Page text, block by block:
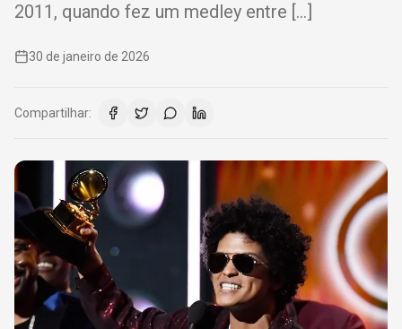
2011, quando fez um medley entre […]
30 de janeiro de 2026
Compartilhar: